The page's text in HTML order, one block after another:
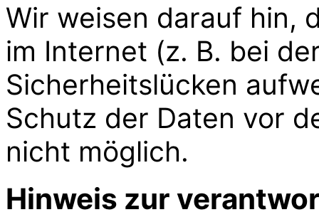
Wir weisen darauf hin,
im Internet (z. B. bei
Sicherheitslücken
Schutz der Daten vor
nicht möglich.
Hinweis zur